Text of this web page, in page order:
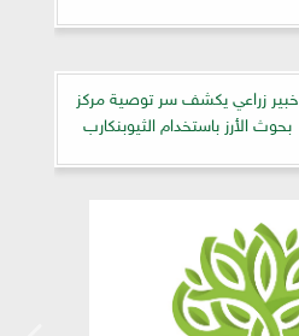
خبير زراعي يكشف سر توصية مركز
بحوث الأرز باستخدام الثيوبنكارب